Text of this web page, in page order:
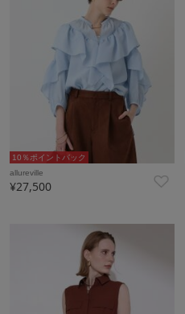
10％ポイントバック
allureville
¥27,500